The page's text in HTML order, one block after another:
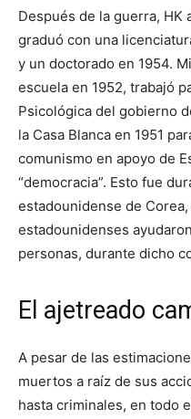
Después de la guerra, HK
graduó con una
y un doctorado en 1954.
escuela en 1952, trabajó
Psicológica del gobierno
la Casa Blanca en 1951
comunismo en apoyo de
“democracia”. Esto fue
estadounidense de
estadounidenses
personas, durante dicho
El ajetreado
A pesar de las
muertos a raíz de sus
hasta criminales, en todo